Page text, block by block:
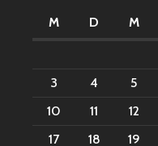
M
D M
3
4 5
10
11 12
17
18 19